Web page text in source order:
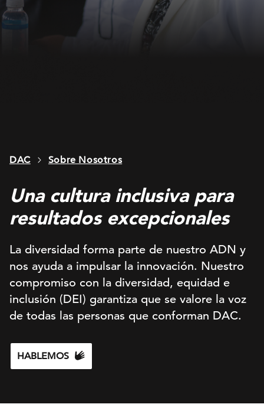
DAC Sobre Nosotros
Una cultura inclusiva para
resultados excepcionales
La diversidad forma parte de nuestro ADN y
nos ayuda a impulsar la innovación. Nuestro
compromiso con la diversidad, equidad e
inclusión (DEI) garantiza que se valore la voz
de todas las personas que conforman DAC.
HABLEMOS